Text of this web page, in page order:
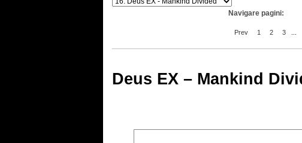
Navigare pagini:
Prev 1 2 3
Deus EX – Mankind